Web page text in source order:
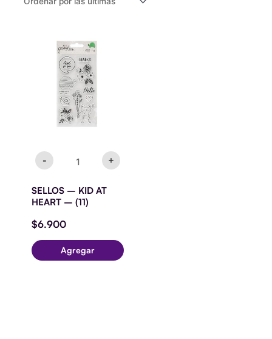
-
-
KID
AT
HEART
(11)
cantidad
+
SELLOS – KID AT
HEART – (11)
$6.900
Agregar